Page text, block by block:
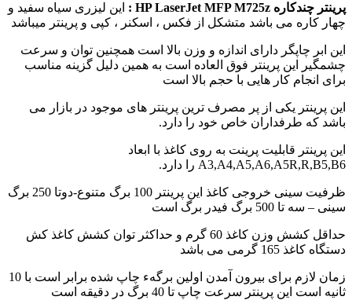
پرینتر چندکاره HP LaserJet MFP M725z :
این لیزری سیاه سفید و
چهار کاره می باشد متشکل از فکس ، اسکنر ، کپی و پرینتر میباشد
این ابر چاپگر دارای اندازه و وزن بالا است همچنین توان و سرعت
چشمگیر این پرینتر فوق العاده است به همین دلیل گزینه مناسب
برای انجام کار هایی با حجم بالا است
این پرینتر یکی از پر مصرف ترین پرینتر های موجود در بازار می
باشد که طرفداران خاص خود را دارد.
این پرینتر قابلیت پرینت به روی کاغذ با ابعاد
A3,A4,A5,A6,A5R,R,B5,B6 را دارد.
ظرفیت سینی خروجی کاغذ این پرینتر 100 برگ متنوع-دوتا 250 برگ
سینی – سه تا 500 برگ فیدر برگ است
حداقل کشش وزن کاغذ 60 گرم و حداکثر توان کشش کاغذ کش
دستگاه کاغذ 165 گرمی می باشد
زمان لازم برای بیرون آمدن اولین برگهء چاپ شده برابر است با 10
ثانیه است این پرینتر سرعت چاپ تا 40 برگ در دقیقه است